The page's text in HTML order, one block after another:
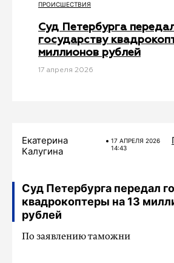
ПРОИСШЕСТВИЯ
Суд Петербурга
государству
миллионов рублей
17 апреля 2026
Екатерина
Калугина
17 АПРЕЛЯ 2026
14:43
Суд Петербурга передал
квадрокоптеры на 13
рублей
По заявлению таможни